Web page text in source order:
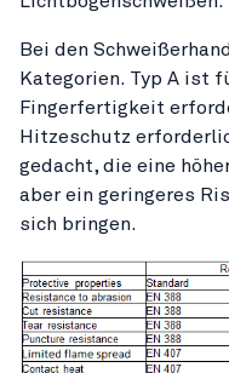
Bei den
Kategorien. Typ A ist
Fingerfertigkeit
Hitzeschutz
gedacht, die eine
aber ein geringeres
sich bringen.